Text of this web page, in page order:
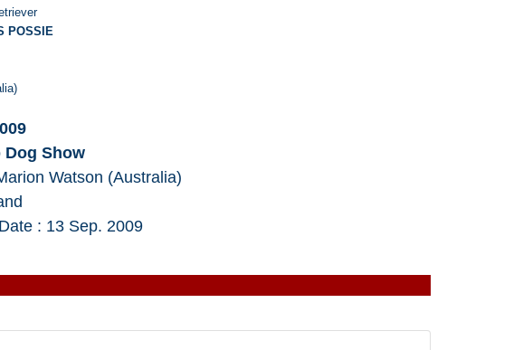
POSSIE
Dog Show
Watson (Australia)
: 13 Sep. 2009